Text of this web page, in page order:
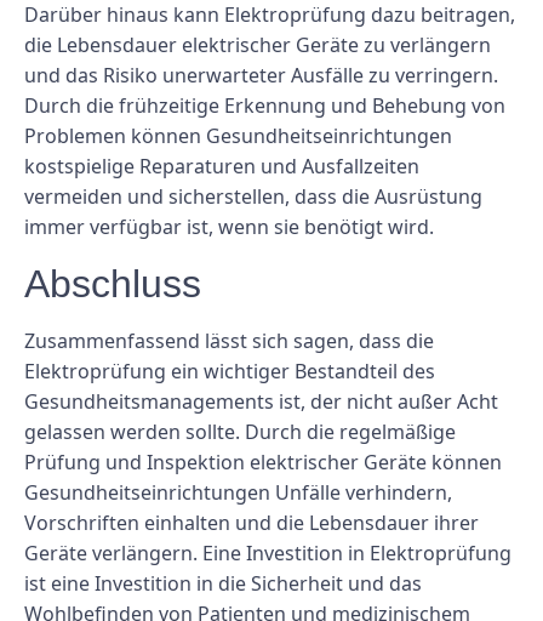
Darüber hinaus kann Elektroprüfung dazu beitragen,
die Lebensdauer elektrischer Geräte zu verlängern
und das Risiko unerwarteter Ausfälle zu verringern.
Durch die frühzeitige Erkennung und Behebung von
Problemen können Gesundheitseinrichtungen
kostspielige Reparaturen und Ausfallzeiten
vermeiden und sicherstellen, dass die Ausrüstung
immer verfügbar ist, wenn sie benötigt wird.
Abschluss
Zusammenfassend lässt sich sagen, dass die
Elektroprüfung ein wichtiger Bestandteil des
Gesundheitsmanagements ist, der nicht außer Acht
gelassen werden sollte. Durch die regelmäßige
Prüfung und Inspektion elektrischer Geräte können
Gesundheitseinrichtungen Unfälle verhindern,
Vorschriften einhalten und die Lebensdauer ihrer
Geräte verlängern. Eine Investition in Elektroprüfung
ist eine Investition in die Sicherheit und das
Wohlbefinden von Patienten und medizinischem